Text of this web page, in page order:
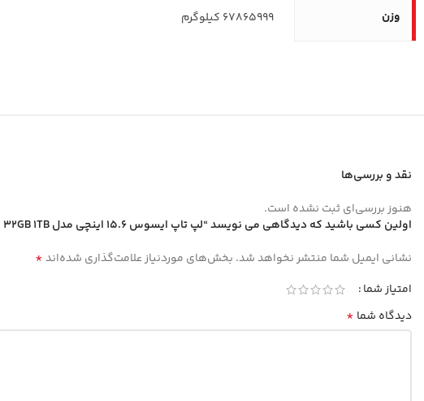
وزن 67865999 کیلوگرم
نقد و بررسی‌ها
هنوز بررسی‌ای ثبت نشده است.
اولین کسی باشید که دیدگاهی می نویسد “لپ تاپ ایسوس 15.6 اینچی مدل Vivobook 15 A1502VA i7 13620H 32GB 1TB”
نشانی ایمیل شما منتشر نخواهد شد. بخش‌های موردنیاز علامت‌گذاری شده‌اند*
امتیاز شما
دیدگاه شما *